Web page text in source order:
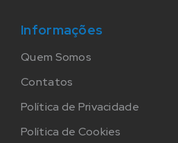
Informações
Quem Somos
Contatos
Política de Privacidade
Política de Cookies